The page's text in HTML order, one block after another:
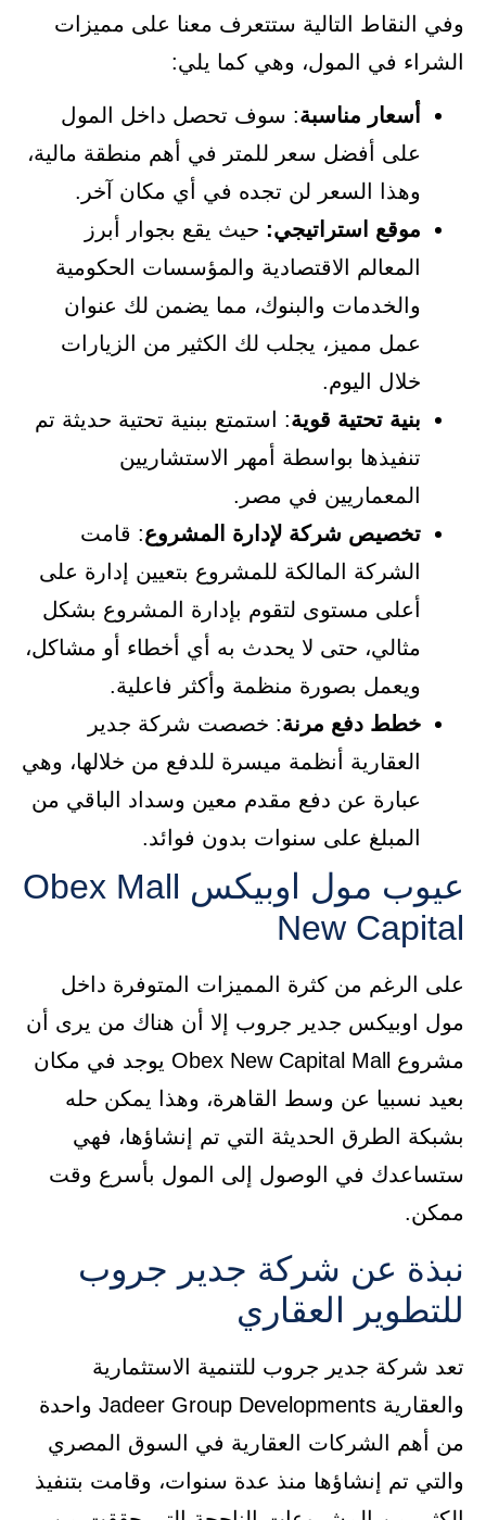
وفي النقاط التالية ستتعرف معنا على مميزات
الشراء في المول، وهي كما يلي:
أسعار مناسبة: سوف تحصل داخل المول
على أفضل سعر للمتر في أهم منطقة مالية،
وهذا السعر لن تجده في أي مكان آخر.
موقع استراتيجي: حيث يقع بجوار أبرز
المعالم الاقتصادية والمؤسسات الحكومية
والخدمات والبنوك، مما يضمن لك عنوان
عمل مميز، يجلب لك الكثير من الزيارات
خلال اليوم.
بنية تحتية قوية: استمتع ببنية تحتية حديثة تم
تنفيذها بواسطة أمهر الاستشاريين
المعماريين في مصر.
تخصيص شركة لإدارة المشروع: قامت
الشركة المالكة للمشروع بتعيين إدارة على
أعلى مستوى لتقوم بإدارة المشروع بشكل
مثالي، حتى لا يحدث به أي أخطاء أو مشاكل،
ويعمل بصورة منظمة وأكثر فاعلية.
خطط دفع مرنة: خصصت شركة جدير
العقارية أنظمة ميسرة للدفع من خلالها، وهي
عبارة عن دفع مقدم معين وسداد الباقي من
المبلغ على سنوات بدون فوائد.
عيوب مول اوبيكس Obex Mall
New Capital
على الرغم من كثرة المميزات المتوفرة داخل
مول اوبيكس جدير جروب إلا أن هناك من يرى أن
مشروع Obex New Capital Mall يوجد في مكان
بعيد نسبيا عن وسط القاهرة، وهذا يمكن حله
بشبكة الطرق الحديثة التي تم إنشاؤها، فهي
ستساعدك في الوصول إلى المول بأسرع وقت
ممكن.
نبذة عن شركة جدير جروب
للتطوير العقاري
تعد شركة جدير جروب للتنمية الاستثمارية
والعقارية Jadeer Group Developments واحدة
من أهم الشركات العقارية في السوق المصري
والتي تم إنشاؤها منذ عدة سنوات، وقامت بتنفيذ